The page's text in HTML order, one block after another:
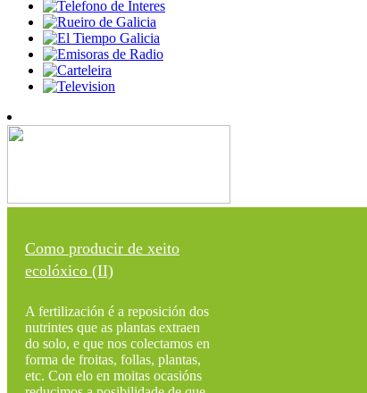
Como producir de xeito
ecolóxico (II)
A fertilización é a reposición dos
nutrintes que as plantas extraen
do solo, e que nos colectamos en
forma de froitas, follas, plantas,
etc. Con elo en moitas ocasións